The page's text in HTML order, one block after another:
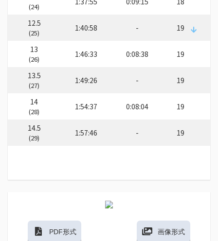
(24)
12.5
(25)
1:40:58 - 19
13
(26)
1:46:33 0:08:38 19
13.5
(27)
1:49:26 - 19
14
(28)
1:54:37 0:08:04 19
14.5
(29)
1:57:46 - 19
PDF形式 画像形式